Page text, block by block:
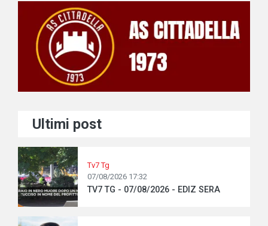
Ultimi post
Tv7 Tg
07/08/2026 17:32
TV7 TG - 07/08/2026 - EDIZ SERA